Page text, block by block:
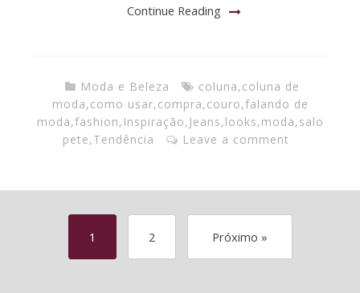
Continue Reading
Moda e Beleza coluna,coluna de
moda,como usar,compra,couro,falando de
moda,fashion, Inspiração, Jeans,looks,moda,salo
pete,Tendência Leave a comment
1 2 Próximo »